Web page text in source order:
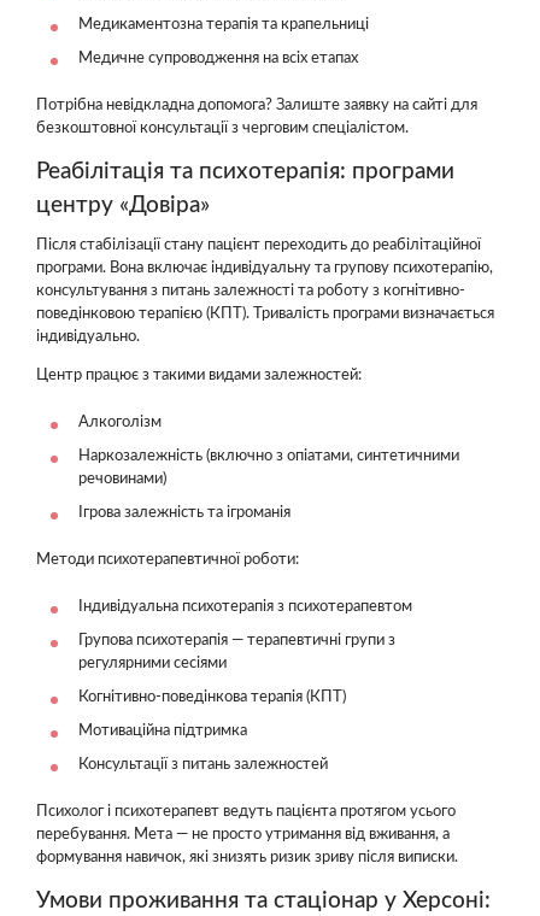
Медикаментозна терапія та крапельниці
Медичне супроводження на всіх етапах
Потрібна невідкладна допомога? Залиште заявку на сайті для
безкоштовної консультації з черговим спеціалістом.
Реабілітація та психотерапія: програми
центру «Довіра»
Після стабілізації стану пацієнт переходить до реабілітаційної
програми. Вона включає індивідуальну та групову психотерапію,
консультування з питань залежності та роботу з когнітивно-
поведінковою терапією (КПТ). Тривалість програми визначається
індивідуально.
Центр працює з такими видами залежностей:
Алкоголізм
Наркозалежність (включно з опіатами, синтетичними
речовинами)
Ігрова залежність та ігроманія
Методи психотерапевтичної роботи:
Індивідуальна психотерапія з психотерапевтом
Групова психотерапія — терапевтичні групи з
регулярними сесіями
Когнітивно-поведінкова терапія (КПТ)
Мотиваційна підтримка
Консультації з питань залежностей
Психолог і психотерапевт ведуть пацієнта протягом усього
перебування. Мета — не просто утримання від вживання, а
формування навичок, які знизять ризик зриву після виписки.
Умови проживання та стаціонар у Херсоні: